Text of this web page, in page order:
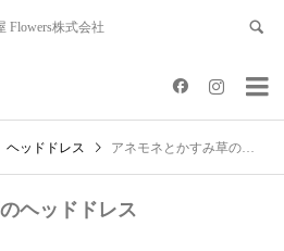
Flowers株式会社


ヘッドドレス アネモネとかすみ草のヘッドドレス
ヘッドドレス